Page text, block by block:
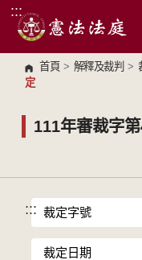
跳到主要內容區塊
:::
首頁 > 解釋及裁判 >
定
111年審裁字
::: 裁定字號
裁定日期